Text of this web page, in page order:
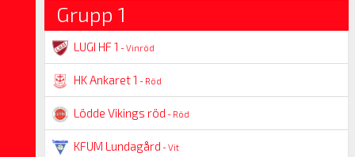
Grupp 1
LUGI HF 1 - Vinröd
HK Ankaret 1 - Röd
Lödde Vikings röd - Röd
KFUM Lundagård - Vit